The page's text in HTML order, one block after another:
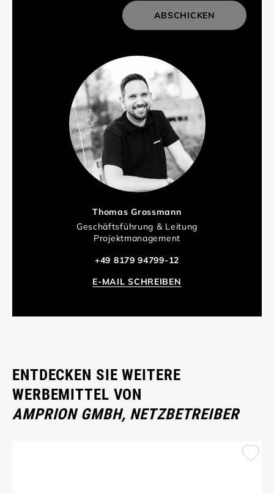
Thomas Grossmann
Geschäftsführung & Leitung
Projektmanagement
+49 8179 94799-12
E-MAIL SCHREIBEN
ABSCHICKEN
ENTDECKEN SIE WEITERE
WERBEMITTEL VON
AMPRION GMBH, NETZBETREIBER